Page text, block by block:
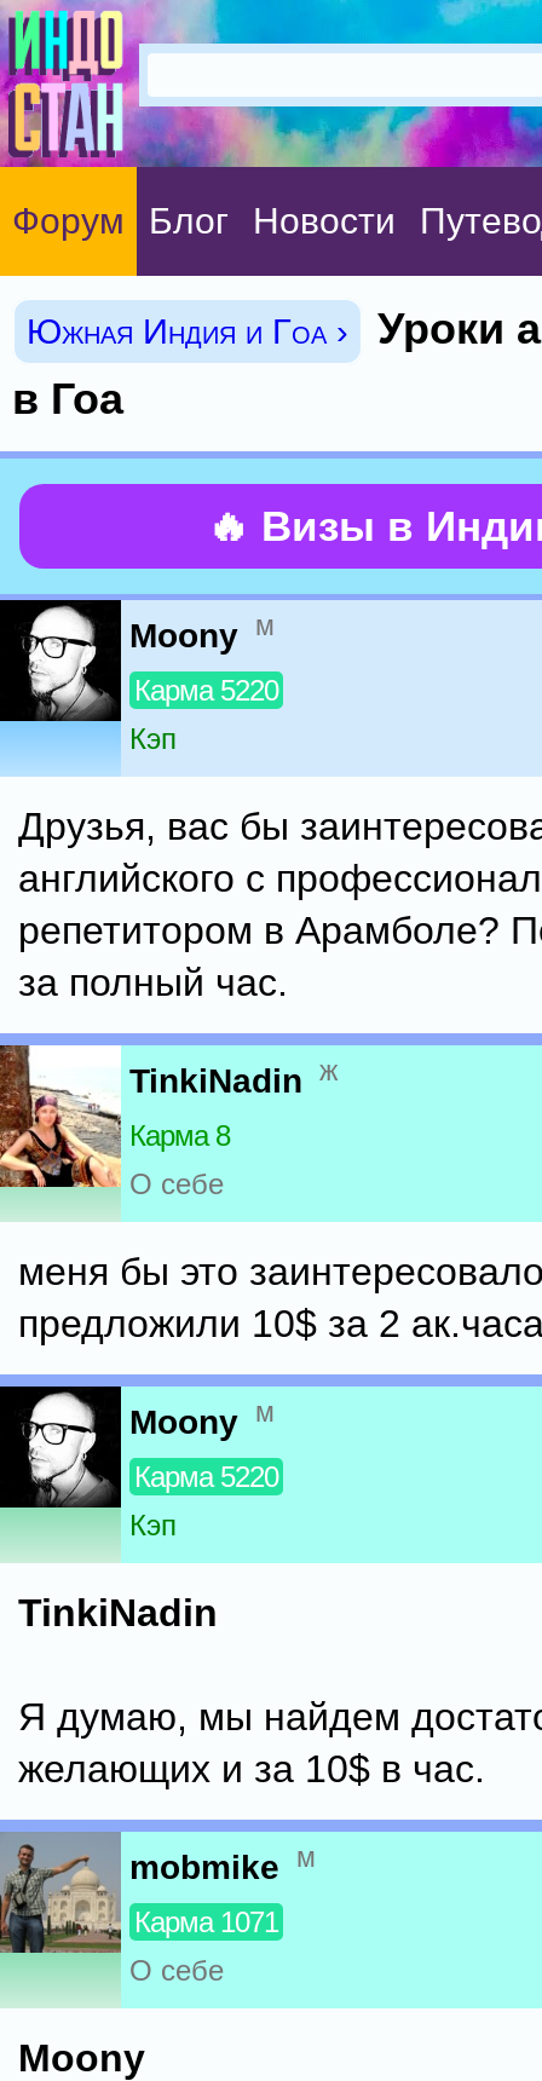
Форум Блог Новости
Южная Индия и Гоа ›
Уроки
в Гоа
🔥 Визы в
Moony м
Карма 5220
Кэп
Друзья, вас бы
английского с
репетитором в Арамболе?
за полный час.
TinkiNadin ж
Карма 8
О себе
меня бы это
предложили 10$ за 2
Moony м
Карма 5220
Кэп
TinkiNadin
Я думаю, мы найдем
желающих и за 10$ в час.
mobmike м
Карма 1071
О себе
Moony